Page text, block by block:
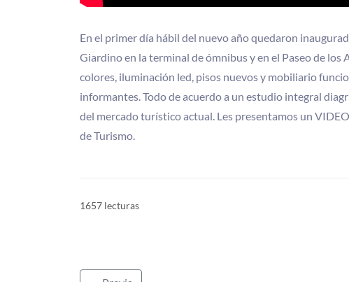
En el primer día hábil del nuevo año quedaron
Giardino en la terminal de ómnibus y en el Paseo de
colores, iluminación led, pisos nuevos y mobiliario
informantes. Todo de acuerdo a un estudio integral
del mercado turístico actual. Les presentamos un
de Turismo.
1657 lecturas